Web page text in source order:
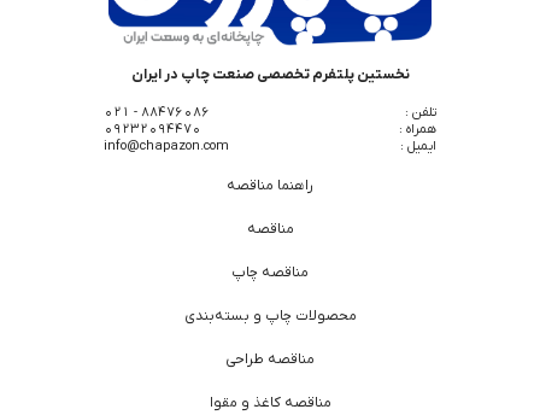
نخستین پلتفرم تخصصی صنعت چاپ در ایران
تلفن :
88476086 - 021
همراه :
09232094470
ایمیل :
info@chapazon.com
راهنما مناقصه
مناقصه
مناقصه چاپ
محصولات چاپ و بسته‌بندی
مناقصه طراحی
مناقصه کاغذ و مقوا